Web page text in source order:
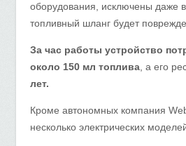
оборудования, исключены даже
топливный шланг будет
За час работы устройство
около 150 мл топлива , а его
лет.
Кроме автономных компания
несколько электрических